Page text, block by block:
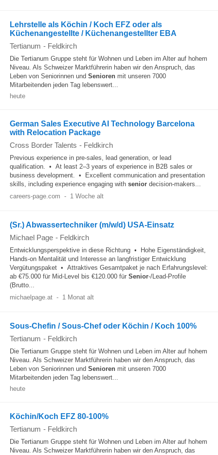
Lehrstelle als Köchin / Koch EFZ oder als
Küchenangestellte / Küchenangestellter EBA
Tertianum - Feldkirch
Die Tertianum Gruppe steht für Wohnen und Leben im Alter auf hohem
Niveau. Als Schweizer Marktführerin haben wir den Anspruch, das
Leben von Seniorinnen und Senioren mit unseren 7000
Mitarbeitenden jeden Tag lebenswert...
heute
German Sales Executive AI Technology Barcelona
with Relocation Package
Cross Border Talents - Feldkirch
Previous experience in pre-sales, lead generation, or lead
qualification. • At least 2–3 years of experience in B2B sales or
business development. • Excellent communication and presentation
skills, including experience engaging with senior decision-makers...
careers-page.com - 1 Woche alt
(Sr.) Abwassertechniker (m/w/d) USA-Einsatz
Michael Page - Feldkirch
Entwicklungsperspektive in diese Richtung • Hohe Eigenständigkeit,
Hands-on Mentalität und Interesse an langfristiger Entwicklung
Vergütungspaket • Attraktives Gesamtpaket je nach Erfahrungslevel:
ab €75.000 für Mid-Level bis €120.000 für Senior-/Lead-Profile
(Brutto...
michaelpage.at - 1 Monat alt
Sous-Chefin / Sous-Chef oder Köchin / Koch 100%
Tertianum - Feldkirch
Die Tertianum Gruppe steht für Wohnen und Leben im Alter auf hohem
Niveau. Als Schweizer Marktführerin haben wir den Anspruch, das
Leben von Seniorinnen und Senioren mit unseren 7000
Mitarbeitenden jeden Tag lebenswert...
heute
Köchin/Koch EFZ 80-100%
Tertianum - Feldkirch
Die Tertianum Gruppe steht für Wohnen und Leben im Alter auf hohem
Niveau. Als Schweizer Marktführerin haben wir den Anspruch, das